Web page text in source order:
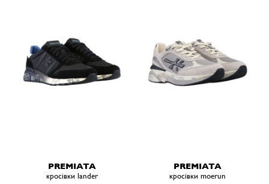
PREMIATA
кросівки lander
PREMIATA
кросівки moerun